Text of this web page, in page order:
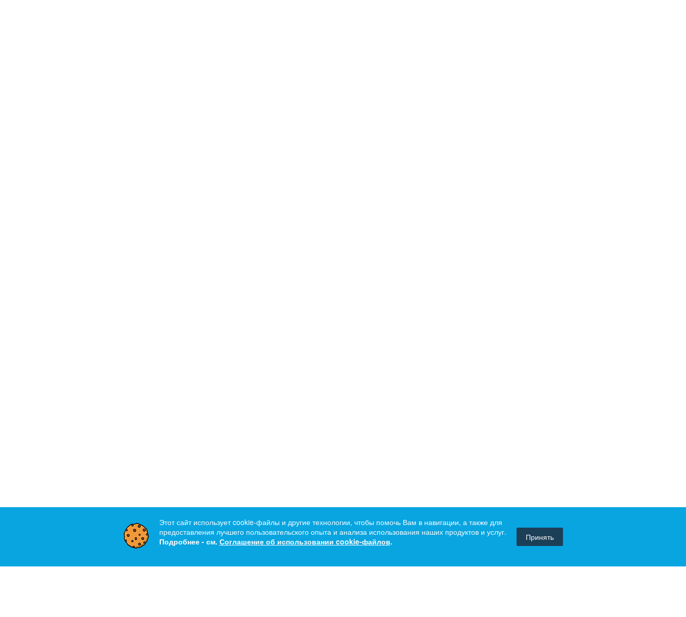
Этот сайт использует cookie-файлы и другие технологии, чтобы помочь Вам в навигации, а также для
предоставления лучшего пользовательского опыта и анализа использования наших продуктов и услуг.
Подробнее - см. Соглашение об использовании cookie-файлов. Принять